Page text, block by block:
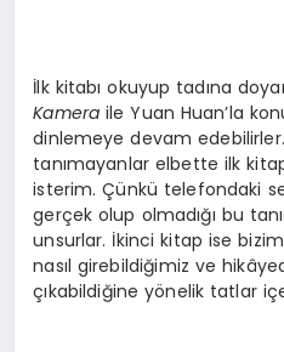
İlk kitabı okuyup tadına
Kamera ile Yuan Huan’la
dinlemeye devam edebilirler.
tanımayanlar elbette ilk
isterim. Çünkü telefondaki
gerçek olup olmadığı bu
unsurlar. İkinci kitap ise
nasıl girebildiğimiz ve
çıkabildiğine yönelik tatlar